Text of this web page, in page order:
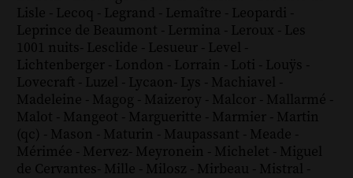
Lisle - Lecoq - Legrand - Lemaître - Leopardi -
Leprince de Beaumont - Lermina - Leroux - Les
1001 nuits- Lesclide - Lesueur - Level -
Lichtenberger - London - Lorrain - Loti - Louÿs -
Lovecraft - Luzel - Lycaon- Lys - Machiavel -
Madeleine - Magog - Maizeroy - Malcor - Mallarmé -
Malot - Mangeot - Margueritte - Marmier - Martin
(qc) - Mason - Maturin - Maupassant - Meade -
Mérimée - Mervez- Meyronein - Michelet - Miguel
de Cervantes- Mille - Milosz - Mirbeau - Mistral -